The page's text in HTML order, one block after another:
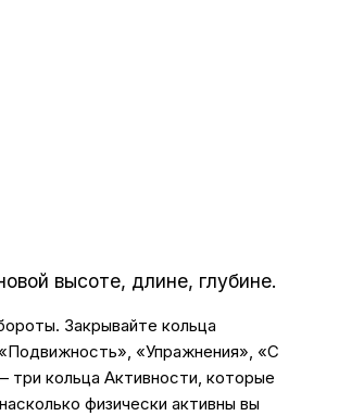
высоте, длине, глубине.
Закрывайте кольца
«Упражнения», «С
три кольца Активности, которые
физически активны вы